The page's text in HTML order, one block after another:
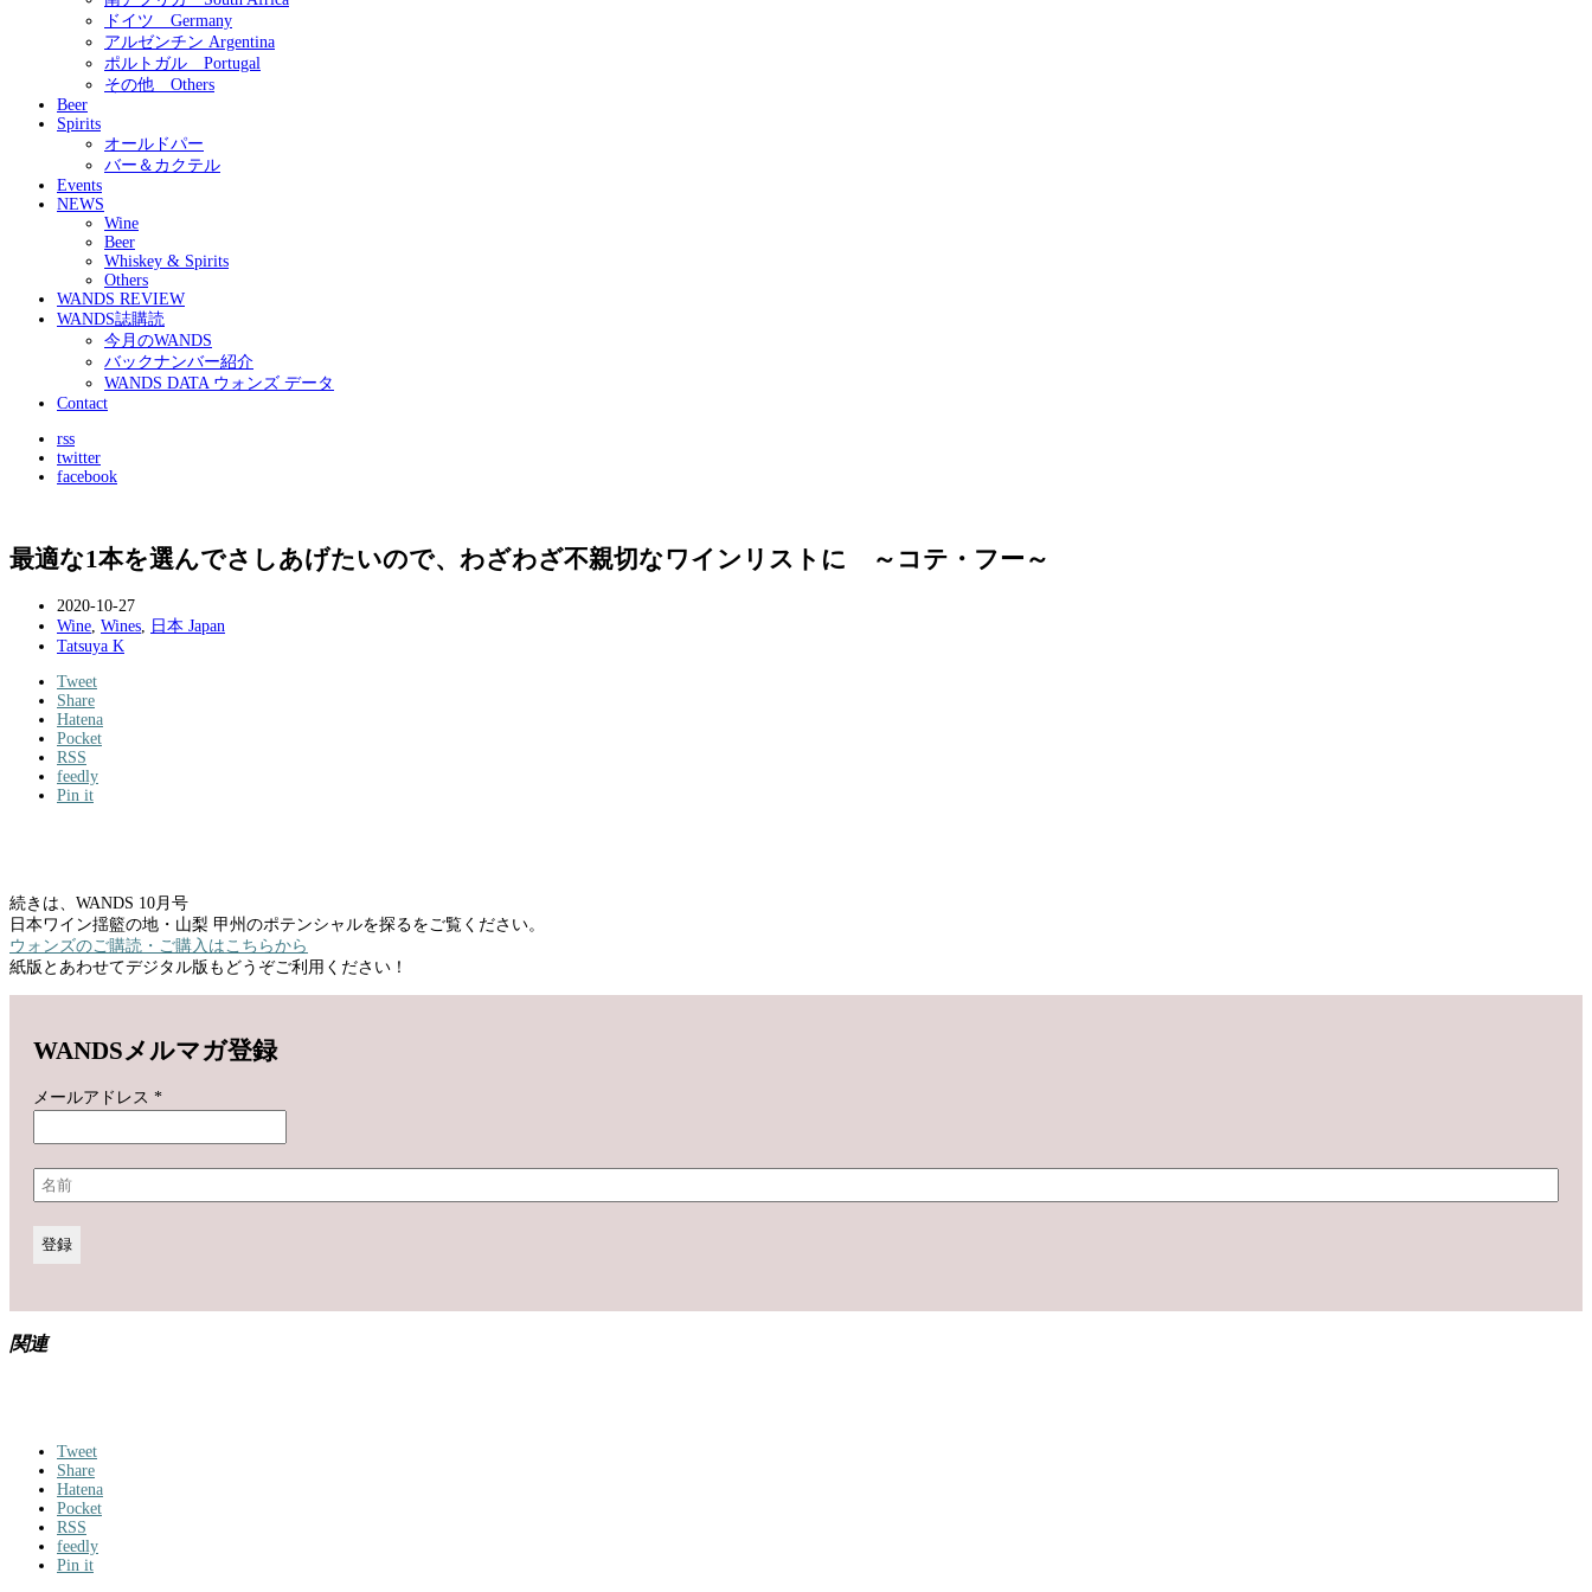
ドイツ Germany
アルゼンチン Argentina
ポルトガル Portugal
その他 Others
Beer
Spirits
オールドパー
バー＆カクテル
Events
NEWS
Wine
Beer
Whiskey & Spirits
Others
WANDS REVIEW
WANDS誌購読
今月のWANDS
バックナンバー紹介
WANDS DATA ウォンズ データ
Contact
rss
twitter
facebook
最適な1本を選んでさしあげたいので、わざわざ不親切なワインリストに ～コテ・フー～
2020-10-27
Wine Wines
日本 Japan
Tatsuya K
Tweet
Share
Hatena
Pocket
RSS
feedly
Pin it
続きは、WANDS 10月号
日本ワイン揺籃の地・山梨 甲州のポテンシャルを探るをご覧ください。
ウォンズのご購読・ご購入はこちらから
紙版とあわせてデジタル版もどうぞご利用ください！
WANDSメルマガ登録
メールアドレス *
関連
Tweet
Share
Hatena
Pocket
RSS
feedly
Pin it